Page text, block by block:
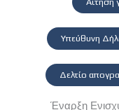
Υπεύθυνη
Δελτίο
Έναρξη